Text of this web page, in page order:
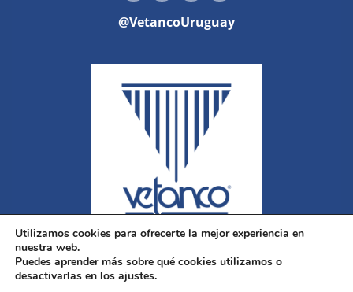
@VetancoUruguay
Utilizamos cookies para ofrecerte la mejor experiencia en
nuestra web.
Puedes aprender más sobre qué cookies utilizamos o
desactivarlas en los ajustes.